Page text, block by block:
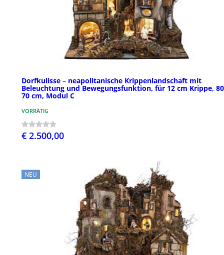
Dorfkulisse – neapolitanische Krippenlandschaft mit
Beleuchtung und Bewegungsfunktion, für 12 cm Krippe,
70 cm, Modul C
VORRÄTIG
€ 2.500,00
NEU